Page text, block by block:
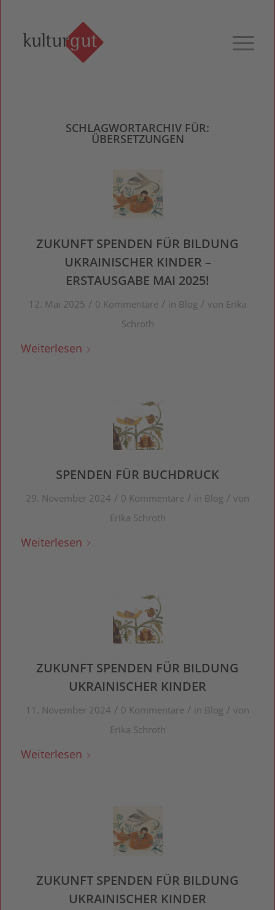
SCHLAGWORTARCHIV FÜR:
ÜBERSETZUNGEN
ZUKUNFT SPENDEN FÜR BILDUNG
UKRAINISCHER KINDER –
ERSTAUSGABE MAI 2025!
12. Mai 2025 / 0 Kommentare / in Blog / von Erika
Schroth
Weiterlesen
SPENDEN FÜR BUCHDRUCK
29. November 2024 / 0 Kommentare / in Blog / von
Erika Schroth
Weiterlesen
ZUKUNFT SPENDEN FÜR BILDUNG
UKRAINISCHER KINDER
11. November 2024 / 0 Kommentare / in Blog / von
Erika Schroth
Weiterlesen
ZUKUNFT SPENDEN FÜR BILDUNG
UKRAINISCHER KINDER